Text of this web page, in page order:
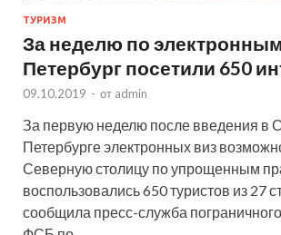
ТУРИЗМ
За неделю по
Петербург посетили 650
09.10.2019 - от admin
За первую неделю после введения в
Петербурге электронных виз
Северную столицу по упрощенным
воспользовались 650 туристов из 27
сообщила пресс-служба